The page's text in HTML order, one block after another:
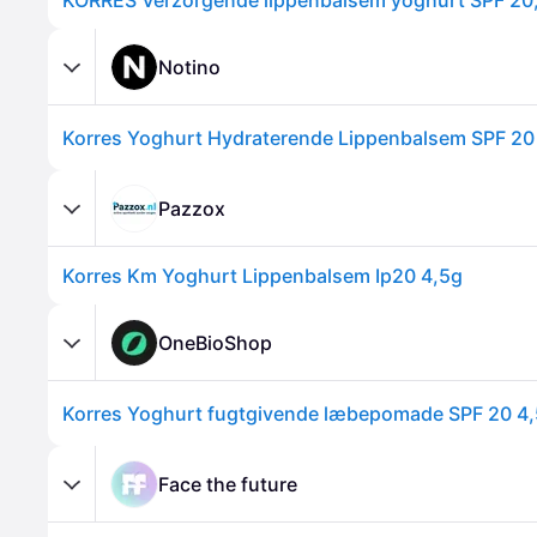
Notino
Korres Yoghurt Hydraterende Lippenbalsem SPF
Pazzox
Korres Km Yoghurt Lippenbalsem Ip20 4,5g
OneBioShop
Korres Yoghurt fugtgivende læbepomade SPF 20
Face the future